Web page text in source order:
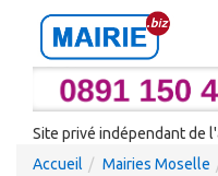
Site privé indépendant de
Accueil
Mairies Moselle